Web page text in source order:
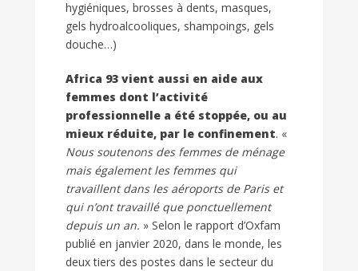
hygiéniques, brosses à dents, masques,
gels hydroalcooliques, shampoings, gels
douche…)
Africa 93 vient aussi en aide aux
femmes dont l’activité
professionnelle a été stoppée, ou au
mieux réduite, par le confinement. «
Nous soutenons des femmes de ménage
mais également les femmes qui
travaillent dans les aéroports de Paris et
qui n’ont travaillé que ponctuellement
depuis un an. » Selon le rapport d’Oxfam
publié en janvier 2020, dans le monde, les
deux tiers des postes dans le secteur du